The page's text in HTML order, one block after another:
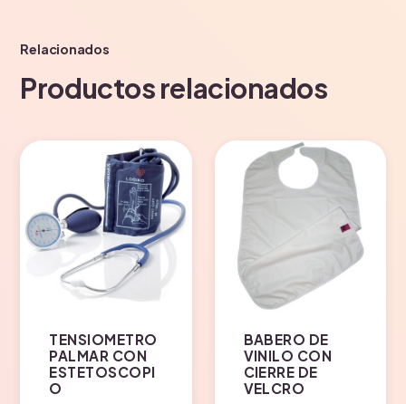
Relacionados
Productos relacionados
TENSIOMETRO
PALMAR CON
ESTETOSCOPI
O
BABERO DE
VINILO CON
CIERRE DE
VELCRO